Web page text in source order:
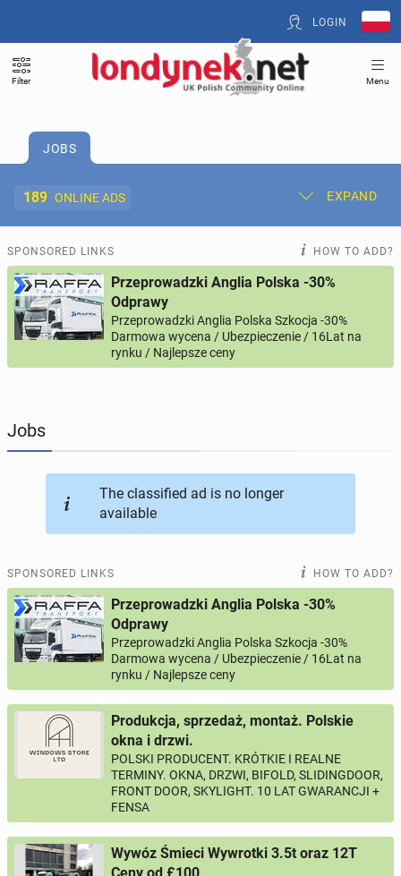
LOGIN
Filter Menu
JOBS
189 ONLINE ADS EXPAND
Post New Ad My Ads
Offer and Adverts Price
ACCOMMODATION 268online ads
BUSINESS
AUTOMOTIVE 10online ads
PERSONALS
SPONSORED LINKS HOW TO ADD?
Przeprowadzki Anglia Polska -30%
Odprawy
Przeprowadzki Anglia Polska Szkocja -30%
Darmowa wycena / Ubezpieczenie / 16Lat na
rynku / Najlepsze ceny
Jobs
The classified ad is no longer
available
SPONSORED LINKS HOW TO ADD?
Przeprowadzki Anglia Polska -30%
Odprawy
Przeprowadzki Anglia Polska Szkocja -30%
Darmowa wycena / Ubezpieczenie / 16Lat na
rynku / Najlepsze ceny
Produkcja, sprzedaż, montaż. Polskie
okna i drzwi.
POLSKI PRODUCENT. KRÓTKIE I REALNE
TERMINY. OKNA, DRZWI, BIFOLD, SLIDINGDOOR,
FRONT DOOR, SKYLIGHT. 10 LAT GWARANCJI +
FENSA
Wywóz Śmieci Wywrotki 3.5t oraz 12T